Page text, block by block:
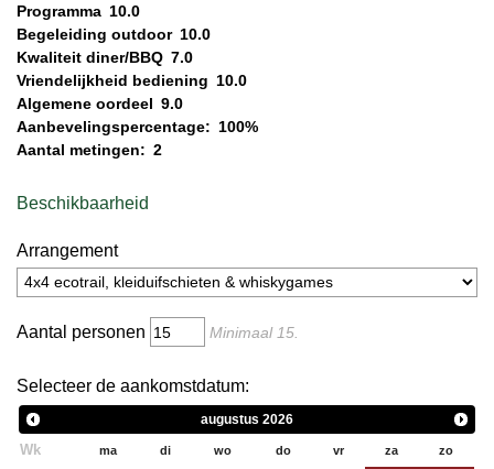
Programma 10.0
Begeleiding outdoor 10.0
Kwaliteit diner/BBQ 7.0
Vriendelijkheid bediening 10.0
Algemene oordeel 9.0
Aanbevelingspercentage: 100%
Aantal metingen: 2
Beschikbaarheid
Arrangement
Aantal personen Minimaal 15
Selecteer de aankomstdatum:
augustus 2026
Wk ma di wo do vr za zo